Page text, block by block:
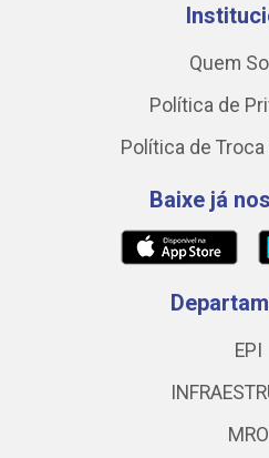
Quem
Política de
Política de
Baixe já
EPI
MRO